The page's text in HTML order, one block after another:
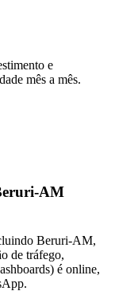
e
mês a mês.
AM
Beruri-AM,
de tráfego,
é online,